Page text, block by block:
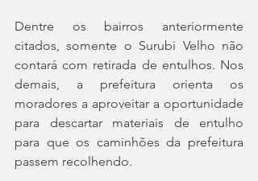
Dentre os bairros anteriormente
citados, somente o Surubi Velho não
contará com retirada de entulhos. Nos
demais, a prefeitura orienta os
moradores a aproveitar a oportunidade
para descartar materiais de entulho
para que os caminhões da prefeitura
passem recolhendo.